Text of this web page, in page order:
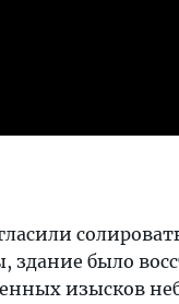
здание было
изысков